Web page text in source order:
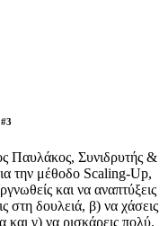
Παυλάκος, Συνιδρυτής &
την μέθοδο Scaling-Up,
και να αναπτύξεις
στη δουλειά, β) να χάσεις
και γ) να ρισκάρεις πολύ.